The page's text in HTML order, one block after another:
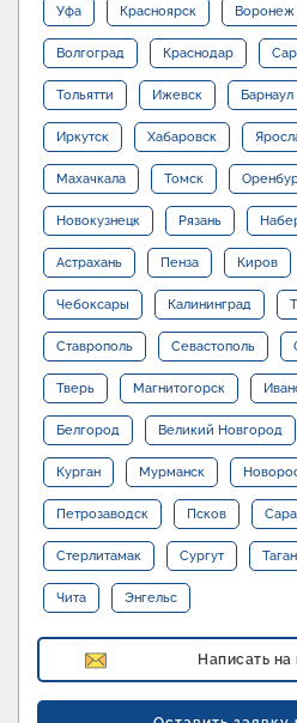
Уфа Красноярск Воронеж
Волгоград Краснодар
Тольятти Ижевск Барнаул
Иркутск Хабаровск
Махачкала Томск
Новокузнецк Рязань
Астрахань Пенза Киров
Чебоксары Калининград
Ставрополь Севастополь
Тверь Магнитогорск
Белгород Великий Новгород
Курган Мурманск
Петрозаводск Псков
Стерлитамак Сургут
Чита Энгельс
Написать на